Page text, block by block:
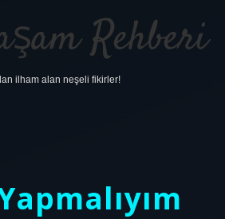
Rehberi
ilham alan neşeli fikirler!